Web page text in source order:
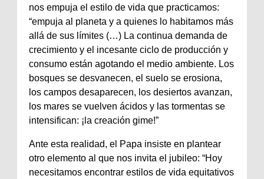
nos empuja el estilo de vida que practicamos:
“empuja al planeta y a quienes lo habitamos más
allá de sus límites (…) La continua demanda de
crecimiento y el incesante ciclo de producción y
consumo están agotando el medio ambiente. Los
bosques se desvanecen, el suelo se erosiona,
los campos desaparecen, los desiertos avanzan,
los mares se vuelven ácidos y las tormentas se
intensifican: ¡la creación gime!”
Ante esta realidad, el Papa insiste en plantear
otro elemento al que nos invita el jubileo: “Hoy
necesitamos encontrar estilos de vida equitativos